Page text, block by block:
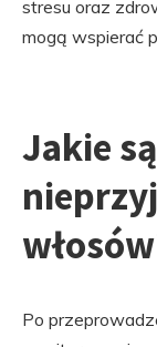
stresu oraz
mogą wspierać
Jakie
Po